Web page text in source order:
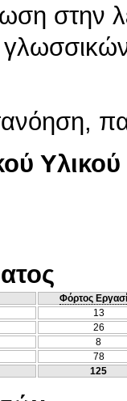
στην
Υλικού
Φόρτος
13
26
8
78
125